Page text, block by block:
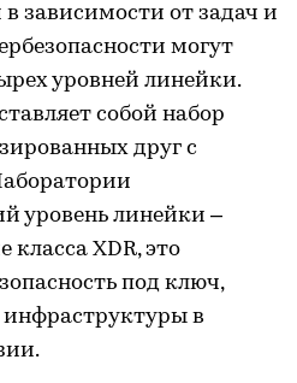
зависимости от задач и
могут
уровней линейки.
собой набор
друг с
уровень линейки –
XDR, это
под ключ,
инфраструктуры в